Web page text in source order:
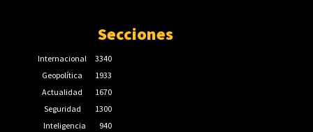
Secciones
Internacional
3340
Geopolítica
1933
Actualidad
1670
Seguridad
1300
Inteligencia
940